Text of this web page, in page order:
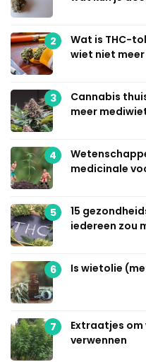
2
Wat is THC-
wiet niet
3
Cannabis
meer
4
medicinale
5
15
iedereen zou
6 Is wietolie
7
Extraatjes
verwennen